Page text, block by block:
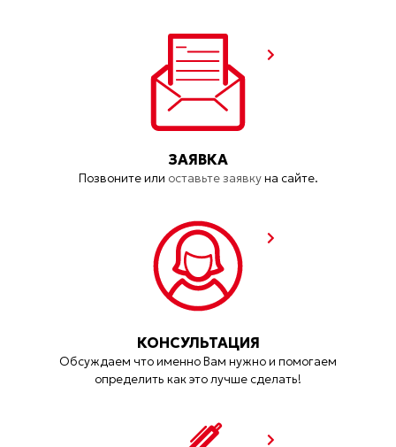
ЗАЯВКА
Позвоните или оставьте заявкуна сайте.
КОНСУЛЬТАЦИЯ
Обсуждаем что именно Вам нужно и помогаем
определить как это лучше сделать!